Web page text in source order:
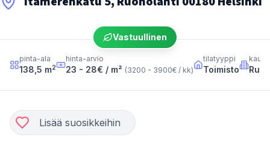
Vastuullinen
pinta-ala
138,5 m2
hinta-arvio
23 - 28€ / m² (3200 - 3900€ / kk)
tilatyyppi
Toimisto
Lisää suosikkeihin